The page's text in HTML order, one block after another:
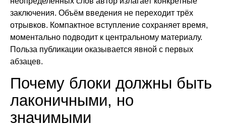
заключения. Объём введения не переходит трёх
отрывков. Компактное вступление сохраняет время,
моментально подводит к центральному материалу.
Польза публикации оказывается явной с первых
абзацев.
Почему блоки должны быть
лаконичными, но
значимыми